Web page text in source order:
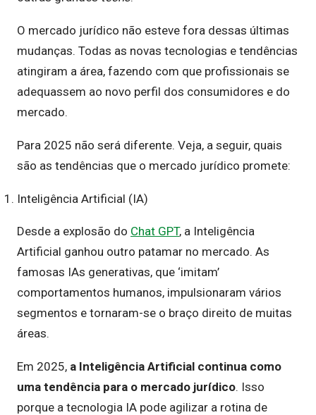
O mercado jurídico não esteve fora dessas últimas
mudanças. Todas as novas tecnologias e tendências
atingiram a área, fazendo com que profissionais se
adequassem ao novo perfil dos consumidores e do
mercado.
Para 2025 não será diferente. Veja, a seguir, quais
são as tendências que o mercado jurídico promete:
Inteligência Artificial (IA)
Desde a explosão do Chat GPT, a Inteligência
Artificial ganhou outro patamar no mercado. As
famosas IAs generativas, que ‘imitam’
comportamentos humanos, impulsionaram vários
segmentos e tornaram-se o braço direito de muitas
áreas.
Em 2025, a Inteligência Artificial continua como
uma tendência para o mercado jurídico. Isso
porque a tecnologia IA pode agilizar a rotina de